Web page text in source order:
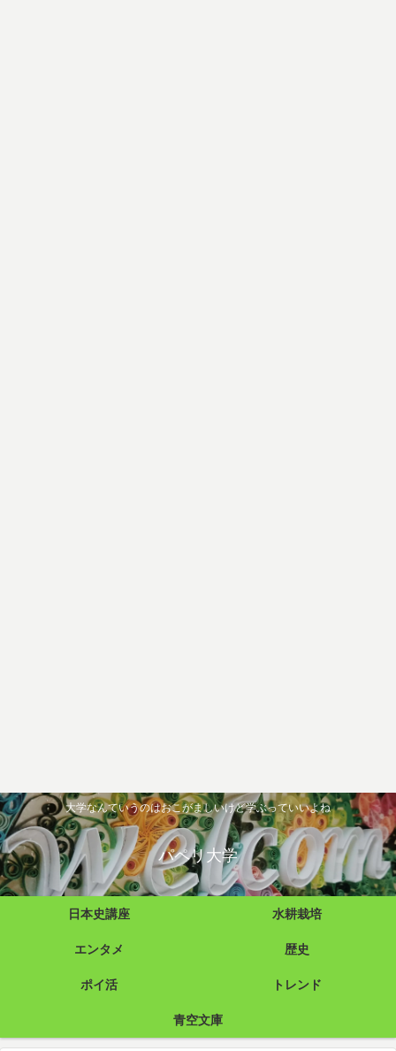
大学なんていうのはおこがましいけど学ぶっていいよね
パペリ大学
日本史講座 水耕栽培
エンタメ 歴史
ポイ活 トレンド
青空文庫